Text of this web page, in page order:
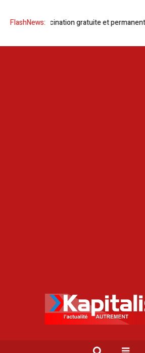
FlashNews:
gratuite et permanente contre la rage à